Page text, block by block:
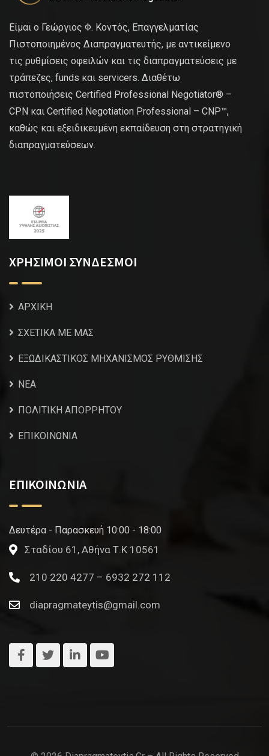
Είμαι ο Γεώργιος Φ. Κοντός, Επαγγελματίας
Πιστοποιημένος Διαπραγματευτής, με αντικείμενο
τις ρυθμίσεις οφειλών και τις διαπραγματεύσεις με
τράπεζες, funds και servicers. Διαθέτω
πιστοποιήσεις Certified Professional Negotiator® –
CPN και Certified Negotiation Professional – CNP™,
καθώς και εξειδικευμένη εκπαίδευση στη στρατηγική
διαπραγματεύσεων.
ΧΡΗΣΙΜΟΙ ΣΥΝΔΕΣΜΟΙ
ΑΡΧΙΚΗ
ΣΧΕΤΙΚΑ ΜΕ ΜΑΣ
ΕΞΩΔΙΚΑΣΤΙΚΟΣ ΜΗΧΑΝΙΣΜΟΣ ΡΥΘΜΙΣΗΣ
NEA
ΠΟΛΙΤΙΚΗ ΑΠΟΡΡΗΤΟΥ
ΕΠΙΚΟΙΝΩΝΙΑ
ΕΠΙΚΟΙΝΩΝΙΑ
Δευτέρα - Παρασκευή 10:00 - 18:00
Σταδίου 61, Αθήνα Τ.Κ 10561
210 220 4277 – 6932 272 112
diapragmateytis@gmail.com